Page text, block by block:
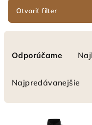
Otvoriť filter
Odporúčame
Najpredávanejšie